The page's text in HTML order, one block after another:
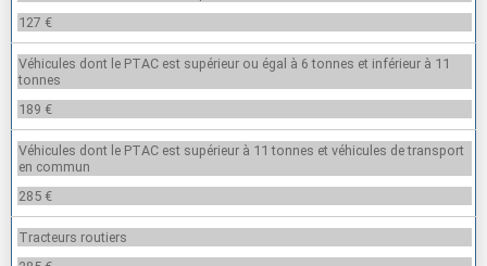
127 €
Véhicules dont le PTAC est supérieur ou égal à 6 tonnes et inférieur à 11
tonnes
189 €
Véhicules dont le PTAC est supérieur à 11 tonnes et véhicules de transport
en commun
285 €
Tracteurs routiers